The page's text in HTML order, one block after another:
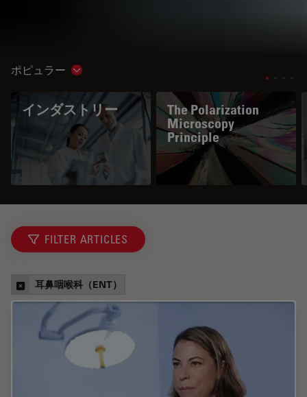
ポピュラー Show subnavigation
インダストリー
The Polarization
Microscopy
Principle
FILTER ARTICLES
耳鼻咽喉科（ENT）